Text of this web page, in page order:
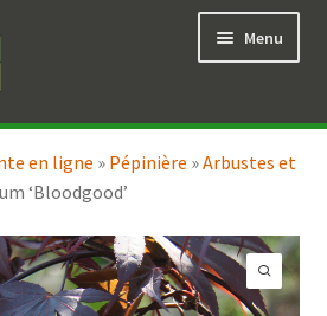
Menu
menu
Ouvrir
enfant
en ligne » Pépinière »Arbustes et
‘Bloodgood’